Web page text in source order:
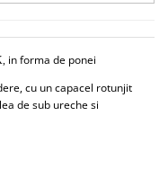
in forma de ponei
cu un capacel rotunjit
de sub ureche si